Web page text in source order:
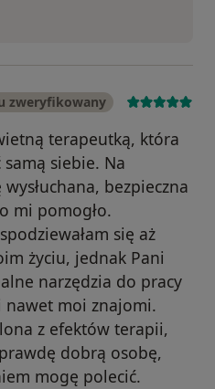
zweryfikowany
terapeutką, która
siebie. Na
bezpieczna
mi pomogło.
się aż
życiu, jednak Pani
narzędzia do pracy
nawet moi znajomi.
z efektów terapii,
dobrą osobę,
mogę polecić.